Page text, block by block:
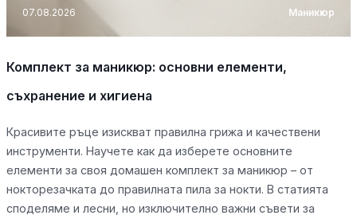
07.08.2026 Маникюр
Комплект за маникюр: основни елементи,
съхранение и хигиена
Красивите ръце изискват правилна грижа и качествени
инструменти. Научете как да изберете основните
елементи за своя домашен комплект за маникюр – от
нокторезачката до правилната пила за нокти. В статията
споделяме и лесни, но изключително важни съвети за